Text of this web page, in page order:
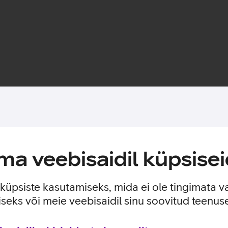
veebisaidil
kasutamiseks, mida ei ole tingimata
või meie veebisaidil sinu soovitud
sobib kõikide Apple Watch seeria nutikellade laadimiseks.
1 meeter.